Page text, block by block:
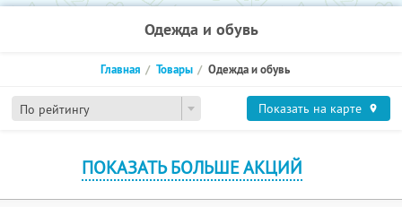
Одежда и обувь
По рейтингу
Главная Товары Одежда и обувь
Показать на карте
ПОКАЗАТЬ БОЛЬШЕ АКЦИЙ